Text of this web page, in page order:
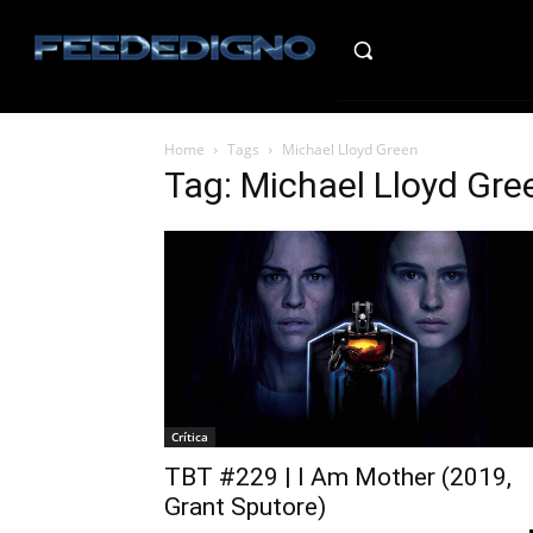
Home Tags Michael Lloyd Green
Tag: Michael Lloyd
Crítica
TBT #229 | I Am Mother (2019,
Grant Sputore)